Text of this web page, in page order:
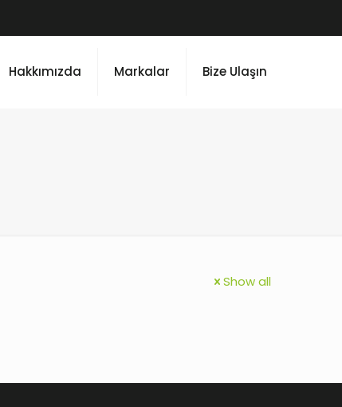
Hakkımızda Markalar Bize Ulaşın
Show all